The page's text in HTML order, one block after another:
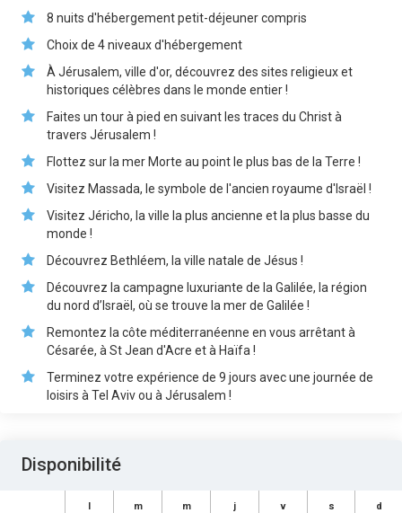
8 nuits d'hébergement petit-déjeuner compris
Choix de 4 niveaux d'hébergement
À Jérusalem, ville d'or, découvrez des sites religieux et
historiques célèbres dans le monde entier !
Faites un tour à pied en suivant les traces du Christ à
travers Jérusalem !
Flottez sur la mer Morte au point le plus bas de la Terre !
Visitez Massada, le symbole de l'ancien royaume d'Israël !
Visitez Jéricho, la ville la plus ancienne et la plus basse du
monde !
Découvrez Bethléem, la ville natale de Jésus !
Découvrez la campagne luxuriante de la Galilée, la région
du nord d’Israël, où se trouve la mer de Galilée !
Remontez la côte méditerranéenne en vous arrêtant à
Césarée, à St Jean d'Acre et à Haïfa !
Terminez votre expérience de 9 jours avec une journée de
loisirs à Tel Aviv ou à Jérusalem !
Disponibilité
l m m j v s d